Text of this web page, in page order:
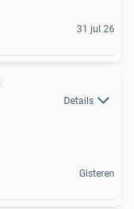
31 jul 26
Details
Gisteren